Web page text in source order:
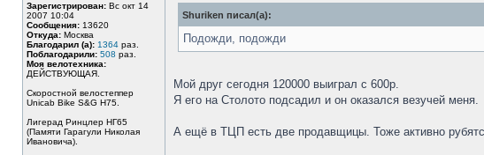
Зарегистрирован: Вс окт 14
2007 10:04
Сообщения: 13620
Откуда: Москва
Благодарил (а): 1364 раз.
Поблагодарили: 508 раз.
Моя велотехника:
ДЕЙСТВУЮЩАЯ.
Скоростной велостеппер
Unicab Bike S&G Н75.
Лигерад Ринцлер НГ65
(Памяти Гарагули Николая
Ивановича).
Shuriken писал(а):
Подожди, подожди
Мой друг сегодня 120000 выиграл с 600р.
Я его на Столото подсадил и он оказался везучей меня.
А ещё в ТЦП есть две продавщицы. Тоже активно